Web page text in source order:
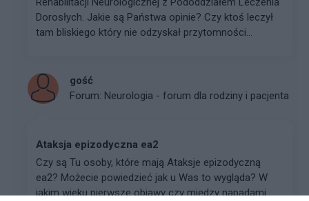
Dorosłych. Jakie są Państwa opinie? Czy ktoś leczył
tam bliskiego który nie odzyskał przytomności...
gość
Forum: Neurologia - forum dla rodziny i pacjenta
Ataksja epizodyczna ea2
Czy są Tu osoby, które mają Ataksje epizodyczną
ea2? Możecie powiedzieć jak u Was to wygląda? W
jakim wieku pierwsze objawy czy między napadami